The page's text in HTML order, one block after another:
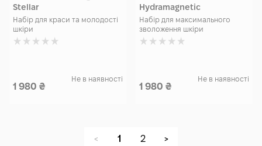
Stellar
Набір для краси та молодості
шкіри
1 980 ₴
Не в наявності
Hydramagnetic
Набір для максимального
зволоження шкіри
1 980 ₴
Не в наявності
< 1 2 >